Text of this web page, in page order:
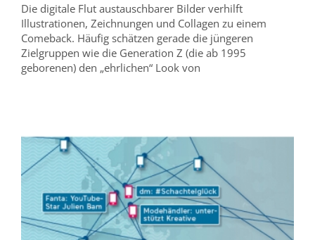
Die digitale Flut austauschbarer Bilder verhilft
Illustrationen, Zeichnungen und Collagen zu einem
Comeback. Häufig schätzen gerade die jüngeren
Zielgruppen wie die Generation Z (die ab 1995
geborenen) den „ehrlichen“ Look von